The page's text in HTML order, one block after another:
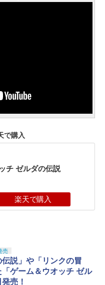
で購入
チ ゼルダの伝説
楽天で購入
売
説」や「リンクの冒
ゲーム＆ウオッチ ゼル
売！